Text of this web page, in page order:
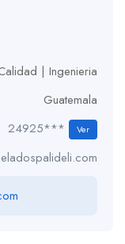
| Ingenieria
Guatemala
24925*** Ver